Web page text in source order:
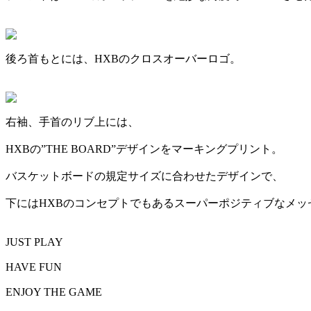
後ろ首もとには、HXBのクロスオーバーロゴ。
右袖、手首のリブ上には、
HXBの”THE BOARD”デザインをマーキングプリント。
バスケットボードの規定サイズに合わせたデザインで、
下にはHXBのコンセプトでもあるスーパーポジティブなメッ
JUST PLAY
HAVE FUN
ENJOY THE GAME